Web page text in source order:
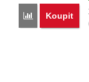
Porovnat
Koupit